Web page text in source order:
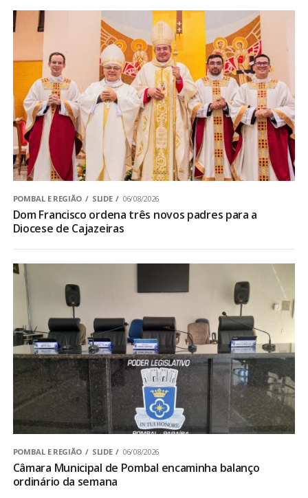
POMBAL E REGIÃO SLIDE 06/08/2026
Dom Francisco ordena três novos padres para a
Diocese de Cajazeiras
POMBAL E REGIÃO SLIDE 06/08/2026
Câmara Municipal de Pombal encaminha balanço
ordinário da semana